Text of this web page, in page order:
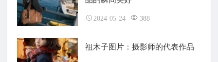
2024-05-24 388
祖木子图片：摄影师的代表作品